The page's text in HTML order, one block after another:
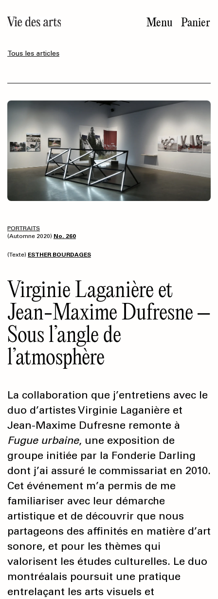
au
contenu
Menu Panier
Tous les articles
PORTRAITS
(Automne 2020) No. 260
(Texte) ESTHER BOURDAGES
Virginie Laganière et
Jean-Maxime Dufresne –
Sous l’angle de
l’atmosphère
La collaboration que j’entretiens avec le
duo d’artistes Virginie Laganière et
Jean-Maxime Dufresne remonte à
Fugue urbaine, une exposition de
groupe initiée par la Fonderie Darling
dont j’ai assuré le commissariat en 2010.
Cet événement m’a permis de me
familiariser avec leur démarche
artistique et de découvrir que nous
partageons des affinités en matière d’art
sonore, et pour les thèmes qui
valorisent les études culturelles. Le duo
montréalais poursuit une pratique
entrelaçant les arts visuels et